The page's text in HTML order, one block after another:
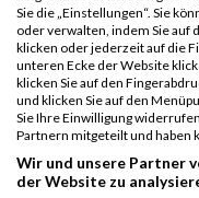
Sie die „Einstellungen“. Sie
oder verwalten, indem Sie auf
klicken oder jederzeit auf die
unteren Ecke der Website
klicken Sie auf den
und klicken Sie auf den
Sie Ihre Einwilligung
Partnern mitgeteilt und haben
Wir und unsere Partner
der Website zu